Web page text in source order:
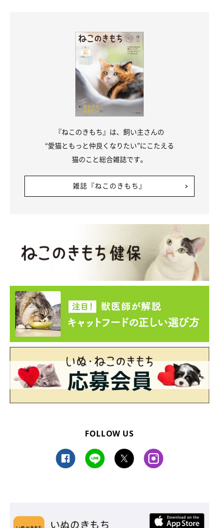
『ねこのきもち』は、飼い主さんの
“愛猫ともっと仲良くなりたい”にこたえる
猫のこと総合雑誌です。
雑誌『ねこのきもち』
FOLLOW US